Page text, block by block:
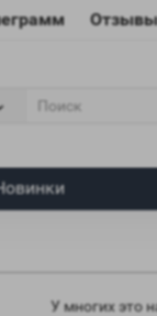
У многих это